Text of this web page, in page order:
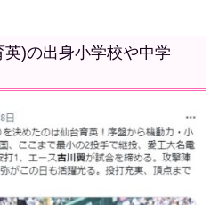
)の出身小学校や中学